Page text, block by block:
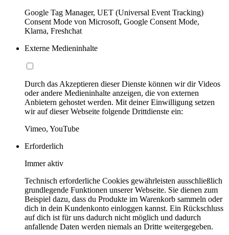
Google Tag Manager, UET (Universal Event Tracking)
Consent Mode von Microsoft, Google Consent Mode,
Klarna, Freshchat
Externe Medieninhalte
Durch das Akzeptieren dieser Dienste können wir dir Videos
oder andere Medieninhalte anzeigen, die von externen
Anbietern gehostet werden. Mit deiner Einwilligung setzen
wir auf dieser Webseite folgende Drittdienste ein:
Vimeo, YouTube
Erforderlich
Immer aktiv
Technisch erforderliche Cookies gewährleisten ausschließlich
grundlegende Funktionen unserer Webseite. Sie dienen zum
Beispiel dazu, dass du Produkte im Warenkorb sammeln oder
dich in dein Kundenkonto einloggen kannst. Ein Rückschluss
auf dich ist für uns dadurch nicht möglich und dadurch
anfallende Daten werden niemals an Dritte weitergegeben.